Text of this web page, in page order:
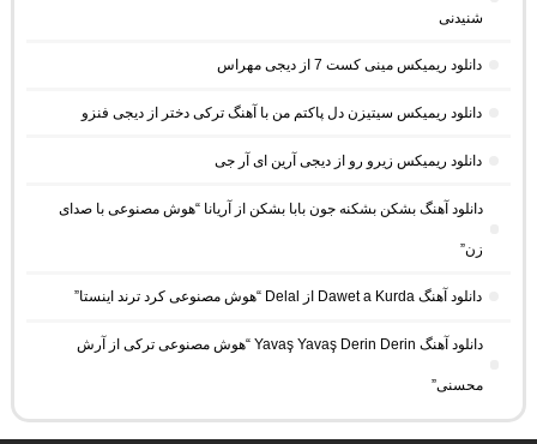
شنیدنی
دانلود ریمیکس مینی کست 7 از دیجی مهراس
دانلود ریمیکس سیتیزن دل پاکتم من با آهنگ ترکی دختر از دیجی فنزو
دانلود ریمیکس زیرو رو از دیجی آرین ای آر جی
دانلود آهنگ بشکن بشکنه جون بابا بشکن از آریانا “هوش مصنوعی با صدای
زن”
دانلود آهنگ Dawet a Kurda از Delal “هوش مصنوعی کرد ترند اینستا”
دانلود آهنگ Yavaş Yavaş Derin Derin “هوش مصنوعی ترکی از آرش
محسنی”